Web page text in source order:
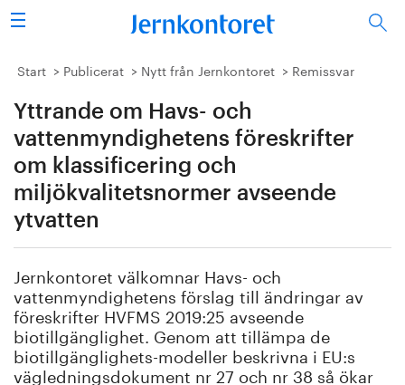
Sök
Stålindustrin
Vision 2050
Forskning/utbildning
Energi/miljö
Vi tycker
Publicerat
Bildbank
Start Publicerat Nytt från Jernkontoret Remissvar
Yttrande om Havs- och
vattenmyndighetens föreskrifter
om klassificering och
miljökvalitetsnormer avseende
ytvatten
Jernkontoret välkomnar Havs- och
vattenmyndighetens förslag till ändringar av
föreskrifter HVFMS 2019:25 avseende
biotillgänglighet. Genom att tillämpa de
biotillgänglighets-modeller beskrivna i EU:s
vägledningsdokument nr 27 och nr 38 så ökar